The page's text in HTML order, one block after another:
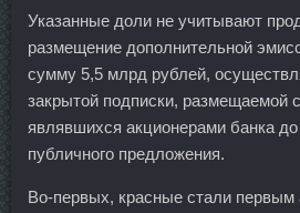
Указанные доли не учитывают
размещение дополнительной
сумму 5,5 млрд рублей,
закрытой подписки, размещаемой
являвшихся акционерами банка до
публичного предложения.
Во-первых, красные стали первым